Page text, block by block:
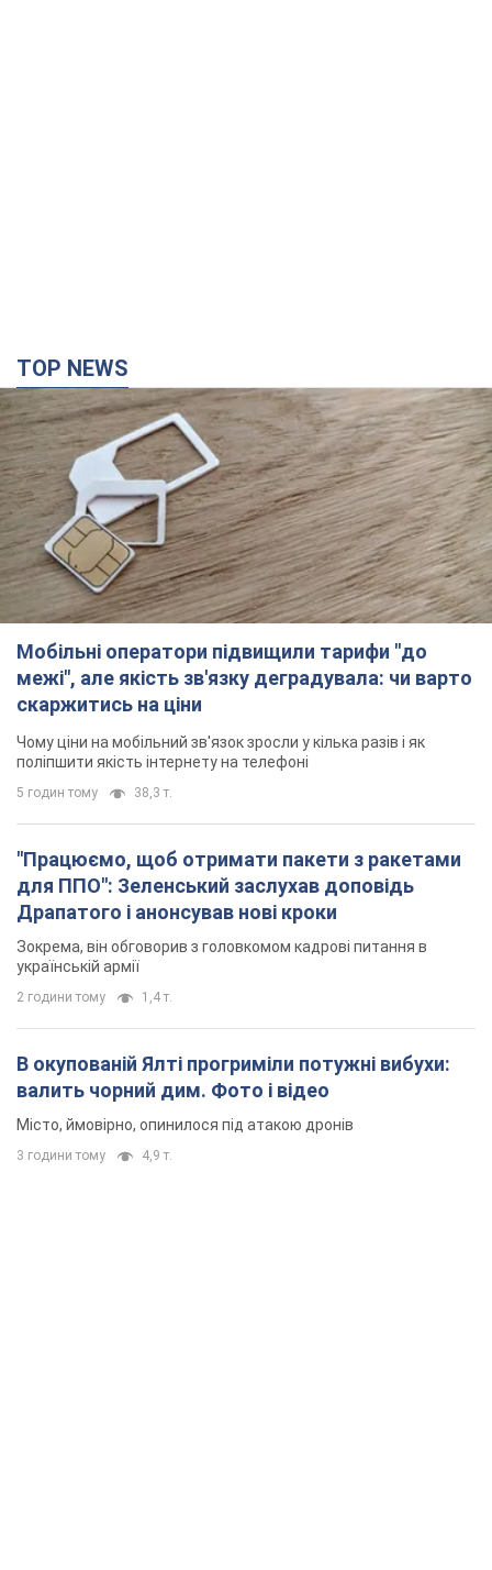
TOP NEWS
Мобільні оператори підвищили тарифи "до
межі", але якість зв'язку деградувала: чи варто
скаржитись на ціни
Чому ціни на мобільний зв'язок зросли у кілька разів і як
поліпшити якість інтернету на телефоні
5 годин тому 38,3 т.
"Працюємо, щоб отримати пакети з ракетами
для ППО": Зеленський заслухав доповідь
Драпатого і анонсував нові кроки
Зокрема, він обговорив з головкомом кадрові питання в
українській армії
2 години тому 1,4 т.
В окупованій Ялті прогриміли потужні вибухи:
валить чорний дим. Фото і відео
Місто, ймовірно, опинилося під атакою дронів
3 години тому 4,9 т.